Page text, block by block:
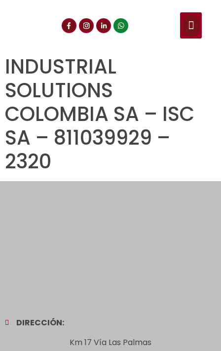
INDUSTRIAL
SOLUTIONS
COLOMBIA SA – ISC
SA – 811039929 –
2320
DIRECCIÓN:
Km 17 Vía Las Palmas